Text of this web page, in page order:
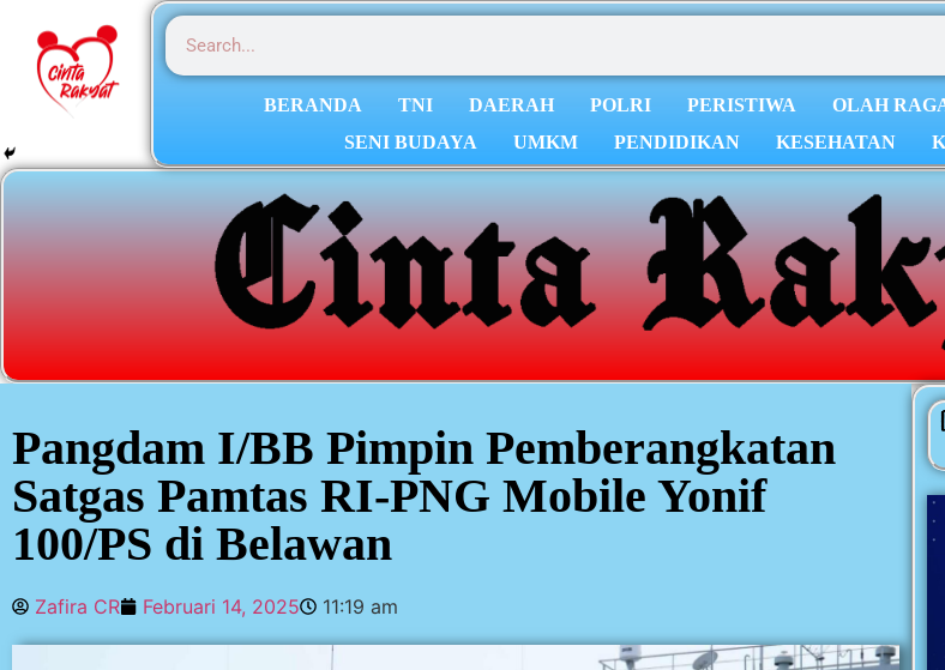
BERANDA TNI DAERAH POLRI PERISTIWA OLAH
SENI BUDAYA
UMKM PENDIDIKAN KESEHATAN
Pangdam I/BB Pimpin Pemberangkatan
Satgas Pamtas RI-PNG Mobile Yonif
100/PS di Belawan
Zafira CR Februari 14, 2025 11:19 am